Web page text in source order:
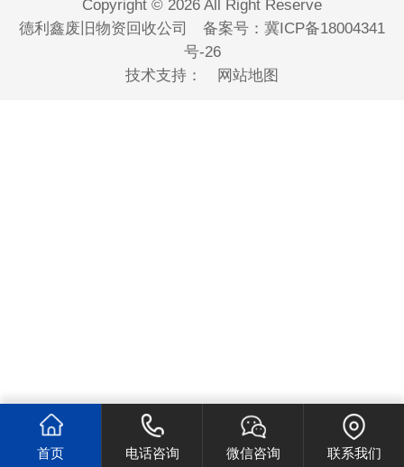
Copyright © 2026 All Right Reserve
德利鑫废旧物资回收公司 备案号： 冀ICP备18004341
号-26
技术支持：
网站地图
首页 电话咨询 微信咨询 联系我们